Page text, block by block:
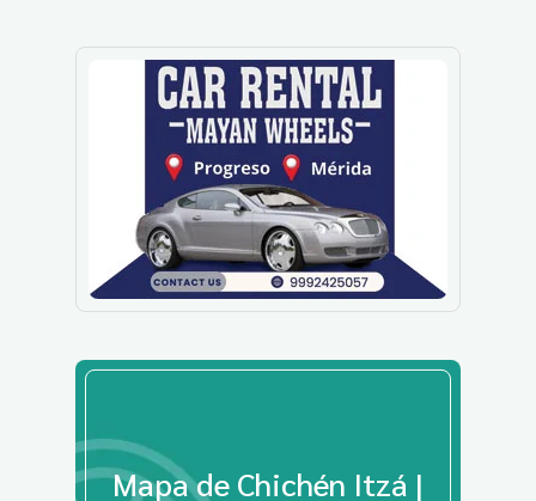
Mapa de Chichén Itzá |